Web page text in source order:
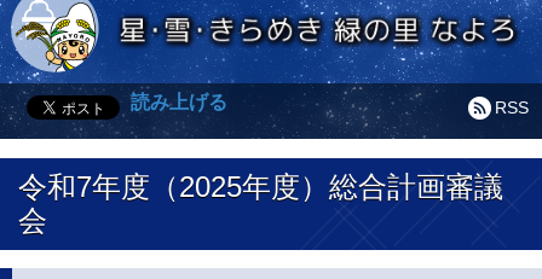
RSS
読み上げる
令和7年度（2025年度）総合計画審議
会